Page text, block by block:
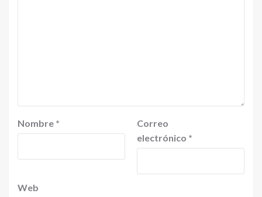
Nombre *
Correo
electrónico *
Web